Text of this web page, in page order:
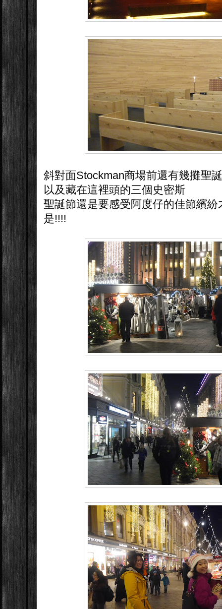
斜對面Stockman商場前還有幾攤聖
以及藏在這裡頭的三個史密斯
聖誕節還是要感受阿度仔的佳節繽
是!!!!